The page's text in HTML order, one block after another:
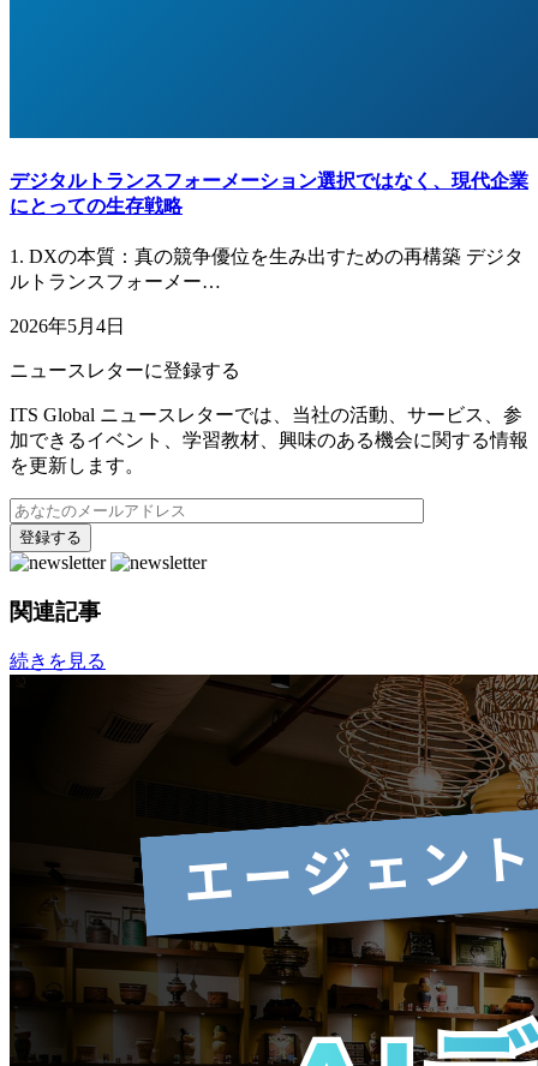
デジタルトランスフォーメーション選択ではなく、現代企業
にとっての生存戦略
1. DXの本質：真の競争優位を生み出すための再構築 デジタ
ルトランスフォーメー…
2026年5月4日
ニュースレターに登録する
ITS Global ニュースレターでは、当社の活動、サービス、参
加できるイベント、学習教材、興味のある機会に関する情報
を更新します。
関連記事
続きを見る